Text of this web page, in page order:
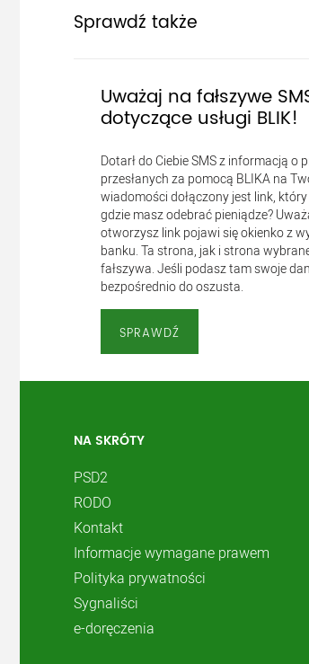
Sprawdź także
Uważaj na fałszywe
dotyczące usługi BLIK!
Dotarł do Ciebie SMS z informacją o
przesłanych za pomocą BLIKA na
wiadomości dołączony jest link,
gdzie masz odebrać pieniądze?
otworzysz link pojawi się okienko z
banku. Ta strona, jak i strona
fałszywa. Jeśli podasz tam swoje
bezpośrednio do oszusta.
SPRAWDŹ
NA SKRÓTY
PSD2
RODO
Kontakt
Informacje wymagane prawem
Polityka prywatności
Sygnaliści
e-doręczenia